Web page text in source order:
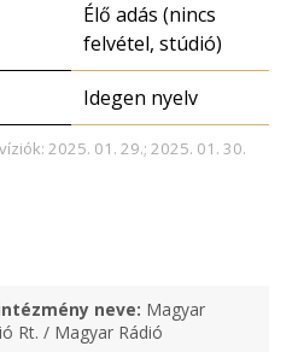
Élő adás (nincs
felvétel, stúdió)
Idegen nyelv
2025. 01. 29.; 2025. 01. 30.
neve: Magyar
Rt. / Magyar Rádió